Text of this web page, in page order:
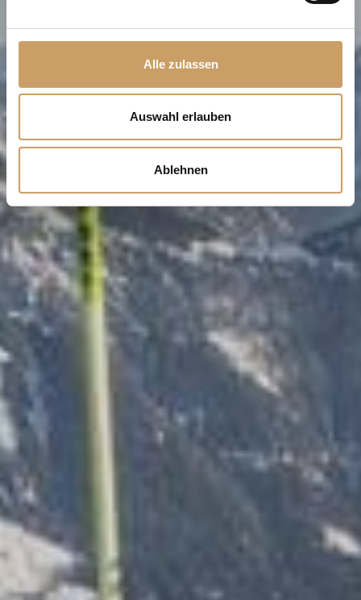
Alle zulassen
Auswahl erlauben
Ablehnen